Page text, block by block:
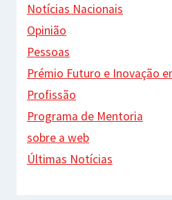
Notícias Nacionais
Opinião
Pessoas
Prémio Futuro e Inovação
Profissão
Programa de Mentoria
sobre a web
Últimas Notícias